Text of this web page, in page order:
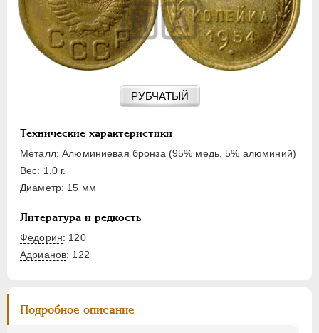
РУБЧАТЫЙ
Технические характеристики
Металл: Алюминиевая бронза (95% медь, 5% алюминий)
Вес: 1,0 г.
Диаметр: 15 мм
Литература и редкость
Федорин: 120
Адрианов: 122
Подробное описание
50 КОПЕЕК
ПОЛТИННИК
1 РУБЛЬ
10 РУБЛЕЙ
ЧЕРВОНЕЦ